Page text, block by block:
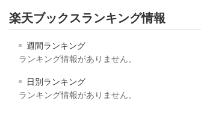
楽天ブックスランキング情報
週間ランキング
ランキング情報がありません。
日別ランキング
ランキング情報がありません。